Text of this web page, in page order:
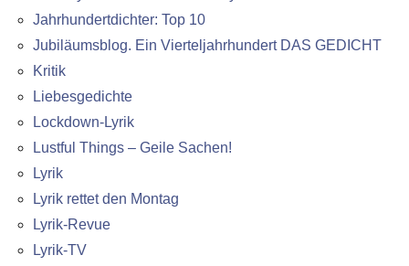
Jahrhundertdichter: Top 10
Jubiläumsblog. Ein Vierteljahrhundert DAS GEDICHT
Kritik
Liebesgedichte
Lockdown-Lyrik
Lustful Things – Geile Sachen!
Lyrik
Lyrik rettet den Montag
Lyrik-Revue
Lyrik-TV